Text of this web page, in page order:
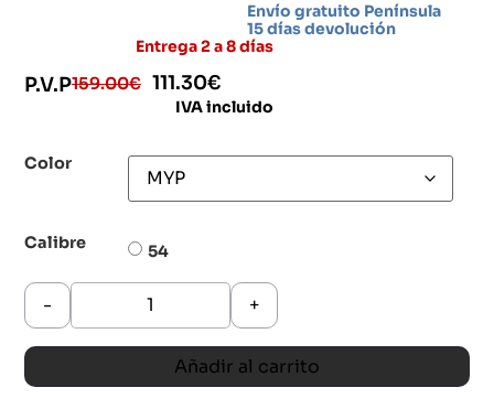
Envío gratuito Península
15 días devolución
Entrega 2 a 8 días
P.V.P159.00€ 111.30€
IVA incluido
Color
Calibre 54
- +
Añadir al carrito